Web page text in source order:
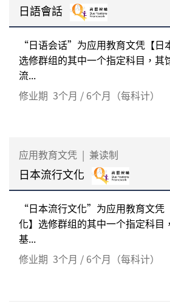
日語會話
“日语会话”为应用教育文凭【日
选修群组的其中一个指定科目，
流...
修业期 3个月 / 6个月（每科计）
应用教育文凭 | 兼读制
日本流行文化
“日本流行文化”为应用教育文凭
化】选修群组的其中一个指定科目
基...
修业期 3个月 / 6个月（每科计）